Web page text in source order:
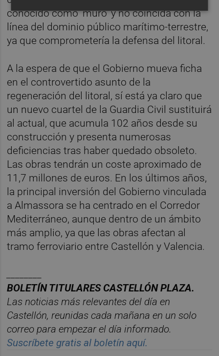
conocido como ‘muro’ y no coincida con la
línea del dominio público marítimo-terrestre,
ya que comprometería la defensa del litoral.
A la espera de que el Gobierno mueva ficha
en el controvertido asunto de la
regeneración del litoral, sí está ya claro que
un nuevo cuartel de la Guardia Civil sustituirá
al actual, que acumula 102 años desde su
construcción y presenta numerosas
deficiencias tras haber quedado obsoleto.
Las obras tendrán un coste aproximado de
11,7 millones de euros. En los últimos años,
la principal inversión del Gobierno vinculada
a Almassora se ha centrado en el Corredor
Mediterráneo, aunque dentro de un ámbito
más amplio, ya que las obras afectan al
tramo ferroviario entre Castellón y Valencia.
BOLETÍNTITULARES CASTELLÓNPLAZA.
Las noticias más relevantes del día en
Castellón, reunidas cada mañana en un solo
correo para empezar el día informado.
Suscríbete gratis alboletín aquí.